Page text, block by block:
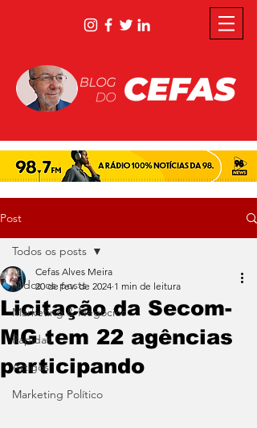
Post
Todos os posts
Marketing & Negócios
Rápidas
Artigos
Marketing Político
Todos os posts
Licitação da Secom-
MG tem 22 agências
participando
Cefas Alves Meira
20 de fev. de 2024 1 min de leitura